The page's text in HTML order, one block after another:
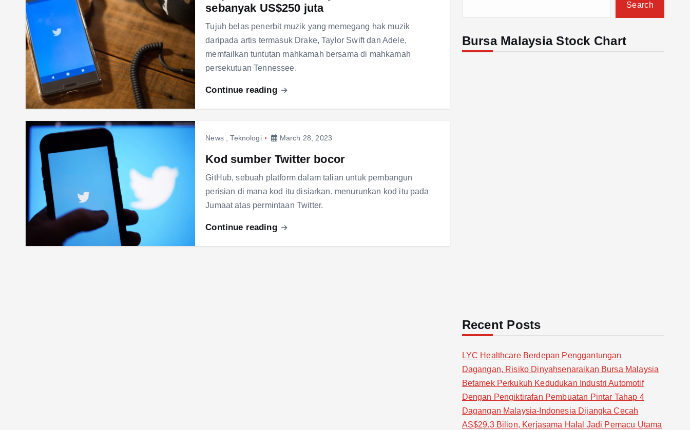
sebanyak US$250 juta
Tujuh belas penerbit muzik yang memegang hak muzik
daripada artis termasuk Drake, Taylor Swift dan Adele,
memfailkan tuntutan mahkamah bersama di mahkamah
persekutuan Tennessee.
Continue reading
News,Teknologi March 28, 2023
Kod sumber Twitter bocor
GitHub, sebuah platform dalam talian untuk pembangun
perisian di mana kod itu disiarkan, menurunkan kod itu pada
Jumaat atas permintaan Twitter.
Continue reading
Search
Bursa Malaysia Stock Chart
Recent Posts
LYC Healthcare Berdepan Penggantungan
Dagangan, Risiko Dinyahsenaraikan Bursa Malaysia
Betamek Perkukuh Kedudukan Industri Automotif
Dengan Pengiktirafan Pembuatan Pintar Tahap 4
Dagangan Malaysia-Indonesia Dijangka Cecah
AS$29.3 Bilion, Kerjasama Halal Jadi Pemacu Utama